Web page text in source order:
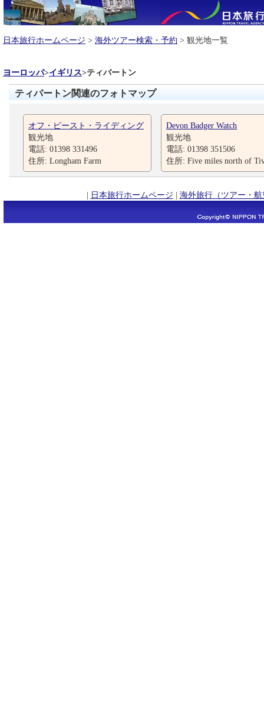
日本旅行ホームページ > 海外ツアー検索・予約 > 観光地一覧
ヨーロッパ>イギリス>ティバートン
ティバートン関連のフォトマップ
オフ・ピースト・ライディング
観光地
電話: 01398 331496
住所: Longham Farm
Devon Badger Watch
観光地
電話: 01398 351506
住所: Five miles north of
| 日本旅行ホームページ | 海外旅行（ツアー・航